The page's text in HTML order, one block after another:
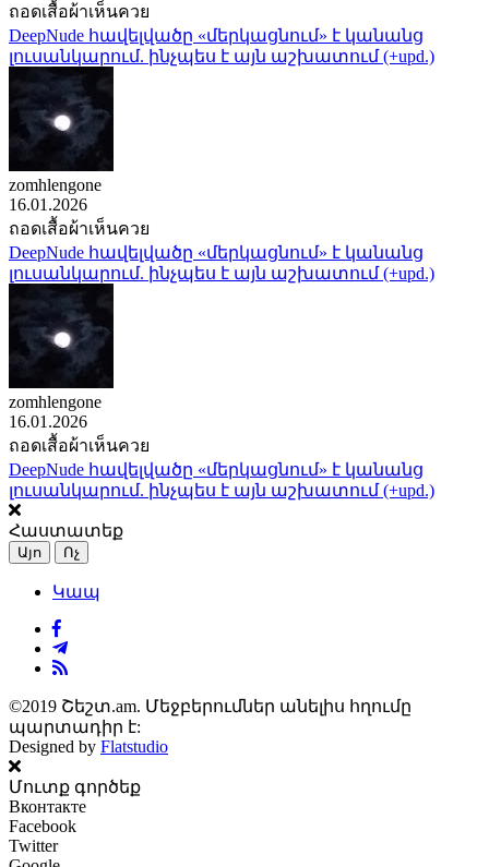
ถอดเสื้อผ้าเห็นควย
DeepNude հավելվածը «մերկացնում» է կանանց
լուսանկարում. ինչպես է այն աշխատում (+upd.)
zomhlengone
16.01.2026
ถอดเสื้อผ้าเห็นควย
DeepNude հավելվածը «մերկացնում» է կանանց
լուսանկարում. ինչպես է այն աշխատում (+upd.)
zomhlengone
16.01.2026
ถอดเสื้อผ้าเห็นควย
DeepNude հավելվածը «մերկացնում» է կանանց
լուսանկարում. ինչպես է այն աշխատում (+upd.)
Հաստատեք
Այո Ոչ
Կապ
©2019 Շեշտ.am. Մեջբերումներ անելիս հղումը
պարտադիր է:
Designed by Flatstudio
Մուտք գործեք
Вконтакте
Facebook
Twitter